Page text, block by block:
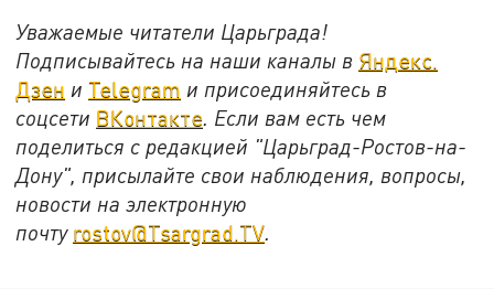
Уважаемые читатели Царьграда!
Подписывайтесь на наши каналы в Яндекс.
Дзен и Telegram и присоединяйтесь в
соцсети ВКонтакте. Если вам есть чем
поделиться с редакцией "Царьград-Ростов-на-
Дону", присылайте свои наблюдения, вопросы,
новости на электронную
почту rostov@Tsargrad.ТV.